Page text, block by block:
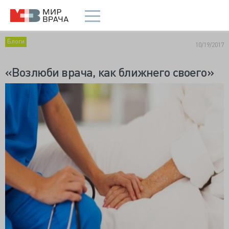
Блоги 10/19/2017
«Возлюби врача, как ближнего своего»